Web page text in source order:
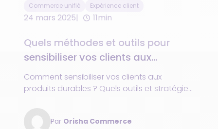
Commerce unifié Expérience client
24 mars 2025 11min
Quels méthodes et outils pour
sensibiliser vos clients aux
produits durables ?
Comment sensibiliser vos clients aux
produits durables ? Quels outils et stratégies
performance et engagement
Par Orisha Commerce